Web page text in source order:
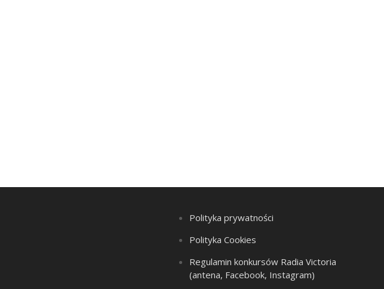
Polityka prywatności
Polityka Cookies
Regulamin konkursów Radia Victoria
(antena, Facebook, Instagram)